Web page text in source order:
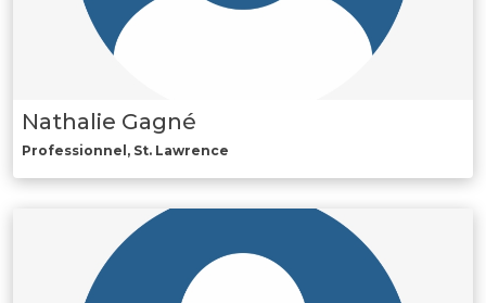
Nathalie Gagné
Professionnel, St. Lawrence